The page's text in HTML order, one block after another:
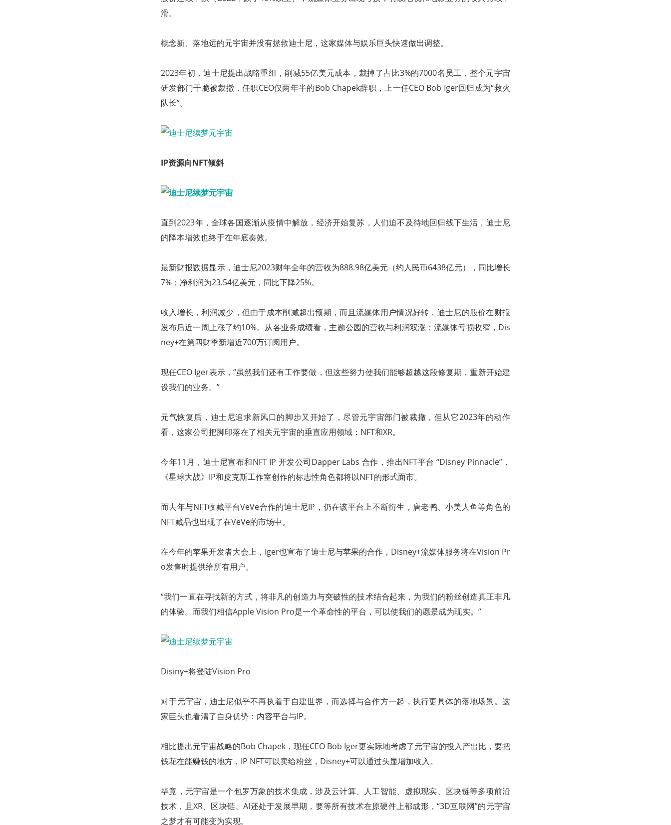
滑。
概念新、落地远的元宇宙并没有拯救迪士尼，这家媒体与娱乐巨头快速做出调整。
2023年初，迪士尼提出战略重组，削减55亿美元成本，裁掉了占比3%的7000名员工，整个元宇宙
研发部门干脆被裁撤，任职CEO仅两年半的Bob Chapek辞职，上一任CEO Bob Iger回归成为“救火
队长”。
IP资源向NFT倾斜
直到2023年，全球各国逐渐从疫情中解放，经济开始复苏，人们迫不及待地回归线下生活，迪士尼
的降本增效也终于在年底奏效。
最新财报数据显示，迪士尼2023财年全年的营收为888.98亿美元（约人民币6438亿元），同比增长
7%；净利润为23.54亿美元，同比下降25%。
收入增长，利润减少，但由于成本削减超出预期，而且流媒体用户情况好转，迪士尼的股价在财报
发布后近一周上涨了约10%。从各业务成绩看，主题公园的营收与利润双涨；流媒体亏损收窄，Dis
ney+在第四财季新增近700万订阅用户。
现任CEO Iger表示，“虽然我们还有工作要做，但这些努力使我们能够超越这段修复期，重新开始建
设我们的业务。”
元气恢复后，迪士尼追求新风口的脚步又开始了，尽管元宇宙部门被裁撤，但从它2023年的动作
看，这家公司把脚印落在了相关元宇宙的垂直应用领域：NFT和XR。
今年11月，迪士尼宣布和NFT IP 开发公司Dapper Labs 合作，推出NFT平台 “Disney Pinnacle”，
《星球大战》IP和皮克斯工作室创作的标志性角色都将以NFT的形式面市。
而去年与NFT收藏平台VeVe合作的迪士尼IP，仍在该平台上不断衍生，唐老鸭、小美人鱼等角色的
NFT藏品也出现了在VeVe的市场中。
在今年的苹果开发者大会上，Iger也宣布了迪士尼与苹果的合作，Disney+流媒体服务将在Vision Pr
o发售时提供给所有用户。
“我们一直在寻找新的方式，将非凡的创造力与突破性的技术结合起来，为我们的粉丝创造真正非凡
的体验。而我们相信Apple Vision Pro是一个革命性的平台，可以使我们的愿景成为现实。”
Disiny+将登陆Vision Pro
对于元宇宙，迪士尼似乎不再执着于自建世界，而选择与合作方一起，执行更具体的落地场景。这
家巨头也看清了自身优势：内容平台与IP。
相比提出元宇宙战略的Bob Chapek，现任CEO Bob Iger更实际地考虑了元宇宙的投入产出比，要把
钱花在能赚钱的地方，IP NFT可以卖给粉丝，Disney+可以通过头显增加收入。
毕竟，元宇宙是一个包罗万象的技术集成，涉及云计算、人工智能、虚拟现实、区块链等多项前沿
技术，且XR、区块链、AI还处于发展早期，要等所有技术在原硬件上都成形，“3D互联网”的元宇宙
之梦才有可能变为实现。